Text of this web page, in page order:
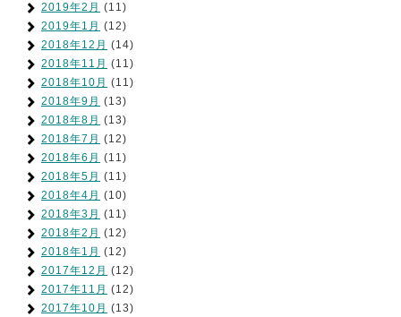
2019年2月 (11)
2019年1月 (12)
2018年12月 (14)
2018年11月 (11)
2018年10月 (11)
2018年9月 (13)
2018年8月 (13)
2018年7月 (12)
2018年6月 (11)
2018年5月 (11)
2018年4月 (10)
2018年3月 (11)
2018年2月 (12)
2018年1月 (12)
2017年12月 (12)
2017年11月 (12)
2017年10月 (13)